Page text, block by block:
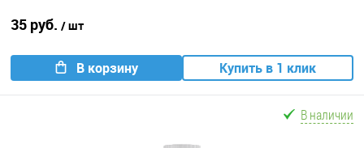
35 руб. / шт
В корзину Купить в 1 клик
В наличии